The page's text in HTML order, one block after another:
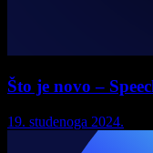
Što je novo –
19. studenoga 2024.